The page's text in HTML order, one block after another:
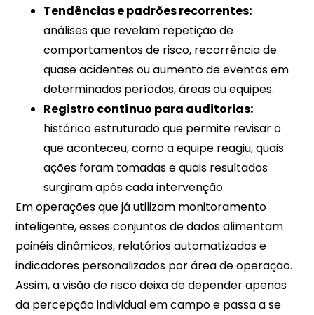
Tendências e padrões recorrentes:
análises que revelam repetição de
comportamentos de risco, recorrência de
quase acidentes ou aumento de eventos em
determinados períodos, áreas ou equipes.​​
Registro contínuo para auditorias:
histórico estruturado que permite revisar o
que aconteceu, como a equipe reagiu, quais
ações foram tomadas e quais resultados
surgiram após cada intervenção.​​
Em operações que já utilizam monitoramento
inteligente, esses conjuntos de dados alimentam
painéis dinâmicos, relatórios automatizados e
indicadores personalizados por área de operação.
Assim, a visão de risco deixa de depender apenas
da percepção individual em campo e passa a se